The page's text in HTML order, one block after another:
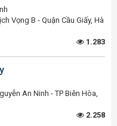
Vọng B - Quận Cầu Giấy, Hà
1.283
An Ninh - TP Biên Hòa,
2.258